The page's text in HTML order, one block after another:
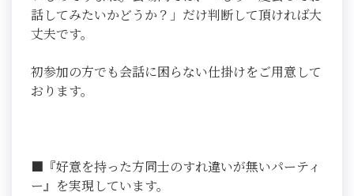
話してみたいかどうか？」だけ判断して頂ければ大
丈夫です。
初参加の方でも会話に困らない仕掛けをご用意して
おります。
■『好意を持った方同士のすれ違いが無いパーティ
ー』を実現しています。